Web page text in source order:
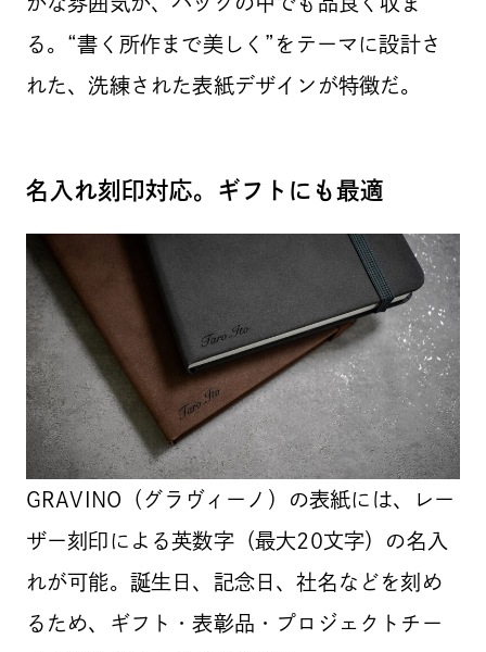
る。“書く所作まで美しく”をテーマに設計さ
れた、洗練された表紙デザインが特徴だ。
名入れ刻印対応。ギフトにも最適
GRAVINO（グラヴィーノ）の表紙には、レー
ザー刻印による英数字（最大20文字）の名入
れが可能。誕生日、記念日、社名などを刻め
るため、ギフト・表彰品・プロジェクトチー